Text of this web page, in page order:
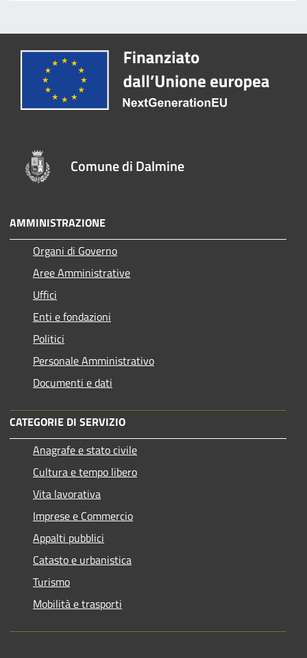
Comune di Dalmine
AMMINISTRAZIONE
Organi di Governo
Aree Amministrative
Uffici
Enti e fondazioni
Politici
Personale Amministrativo
Documenti e dati
CATEGORIE DI SERVIZIO
Anagrafe e stato civile
Cultura e tempo libero
Vita lavorativa
Imprese e Commercio
Appalti pubblici
Catasto e urbanistica
Turismo
Mobilità e trasporti